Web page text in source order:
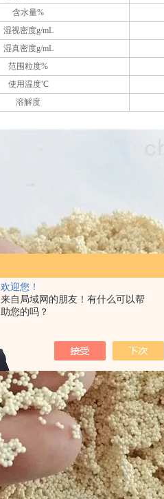
欢迎您！
来自局域网的朋友！有什么可以帮
助您的吗？
含水量%
湿视密度g/mL
湿真密度g/mL
范围粒度%
使用温度℃
溶解度